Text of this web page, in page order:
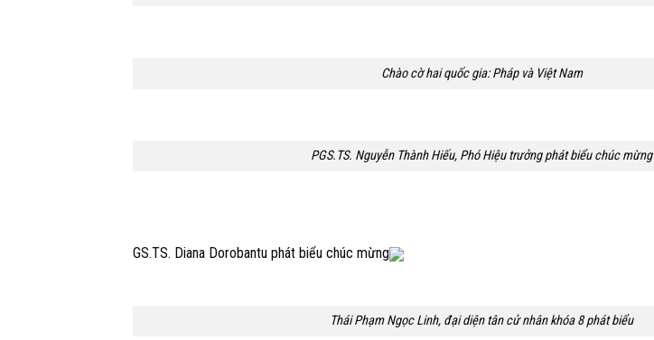
Chào cờ hai quốc gia: Pháp và Việt Nam
PGS.TS. Nguyễn Thành Hiếu, Phó Hiệu trưởng phát biểu chúc mừng
GS.TS. Diana Dorobantu phát biểu chúc mừng
Thái Phạm Ngọc Linh, đại diện tân cử nhân khóa 8 phát biểu